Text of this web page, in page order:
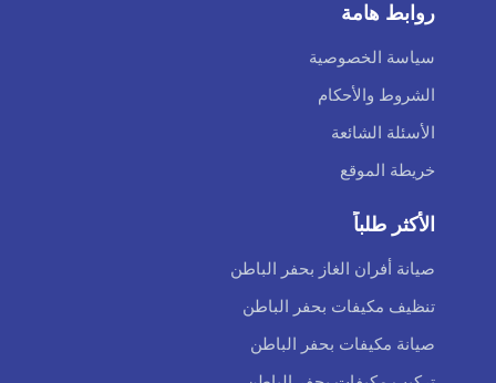
روابط هامة
سياسة الخصوصية
الشروط والأحكام
الأسئلة الشائعة
خريطة الموقع
الأكثر طلباً
صيانة أفران الغاز بحفر الباطن
تنظيف مكيفات بحفر الباطن
صيانة مكيفات بحفر الباطن